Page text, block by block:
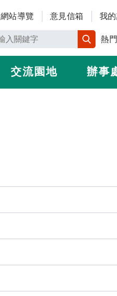
網站導覽 意見信箱 我
熱
交流園地 辦事